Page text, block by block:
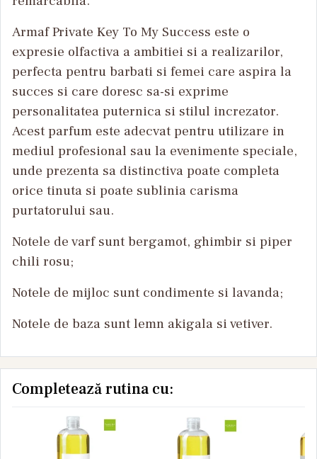
Armaf Private Key To My Success este o
expresie olfactiva a ambitiei si a realizarilor,
perfecta pentru barbati si femei care aspira la
succes si care doresc sa-si exprime
personalitatea puternica si stilul increzator.
Acest parfum este adecvat pentru utilizare in
mediul profesional sau la evenimente speciale,
unde prezenta sa distinctiva poate completa
orice tinuta si poate sublinia carisma
purtatorului sau.
Notele de varf sunt bergamot, ghimbir si piper
chili rosu;
Notele de mijloc sunt condimente si lavanda;
Notele de baza sunt lemn akigala si vetiver.
Completează rutina cu: